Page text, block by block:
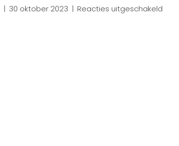
| 30 oktober 2023 | Reacties uitgeschakeld